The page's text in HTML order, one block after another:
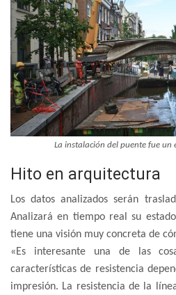
La instalación del puente fue un
Hito en arquitectura
Los datos analizados serán
Analizará en tiempo real su
tiene una visión muy concreta de
«Es interesante una de las
características de resistencia
impresión. La resistencia de la